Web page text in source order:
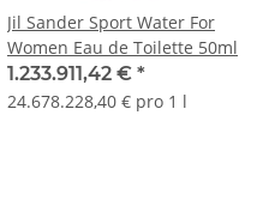
Jil Sander Sport Water For
Women Eau de Toilette 50ml
1.233.911,42 € *
24.678.228,40 € pro 1 l